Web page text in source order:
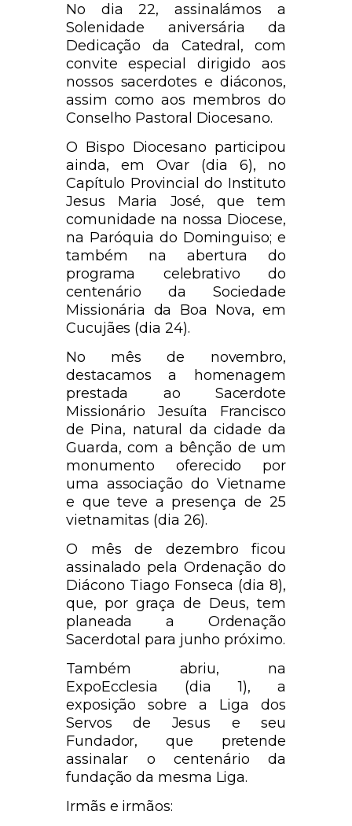
No dia 22, assinalámos a
Solenidade aniversária da
Dedicação da Catedral, com
convite especial dirigido aos
nossos sacerdotes e diáconos,
assim como aos membros do
Conselho Pastoral Diocesano.
O Bispo Diocesano participou
ainda, em Ovar (dia 6), no
Capítulo Provincial do Instituto
Jesus Maria José, que tem
comunidade na nossa Diocese,
na Paróquia do Dominguiso; e
também na abertura do
programa celebrativo do
centenário da Sociedade
Missionária da Boa Nova, em
Cucujães (dia 24).
No mês de novembro,
destacamos a homenagem
prestada ao Sacerdote
Missionário Jesuíta Francisco
de Pina, natural da cidade da
Guarda, com a bênção de um
monumento oferecido por
uma associação do Vietname
e que teve a presença de 25
vietnamitas (dia 26).
O mês de dezembro ficou
assinalado pela Ordenação do
Diácono Tiago Fonseca (dia 8),
que, por graça de Deus, tem
planeada a Ordenação
Sacerdotal para junho próximo.
Também abriu, na
ExpoEcclesia (dia 1), a
exposição sobre a Liga dos
Servos de Jesus e seu
Fundador, que pretende
assinalar o centenário da
fundação da mesma Liga.
Irmãs e irmãos: